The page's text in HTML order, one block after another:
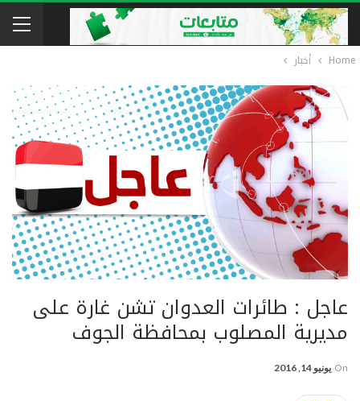
Home أخبار
عاجل : طائرات العدوان تشن غارة على
مديرية المصلوب بمحافظة الجوف
On يونيو 14, 2016